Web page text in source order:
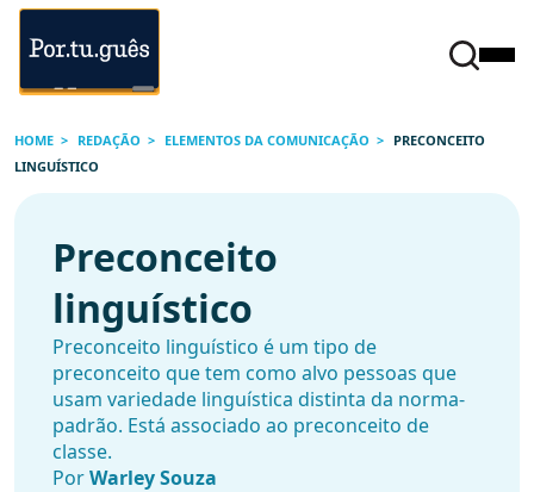
HOME REDAÇÃO ELEMENTOS DA COMUNICAÇÃO
PRECONCEITO
LINGUÍSTICO
Preconceito
linguístico
Preconceito linguístico é um tipo de
preconceito que tem como alvo pessoas que
usam variedade linguística distinta da norma-
padrão. Está associado ao preconceito de
classe.
PorWarley Souza